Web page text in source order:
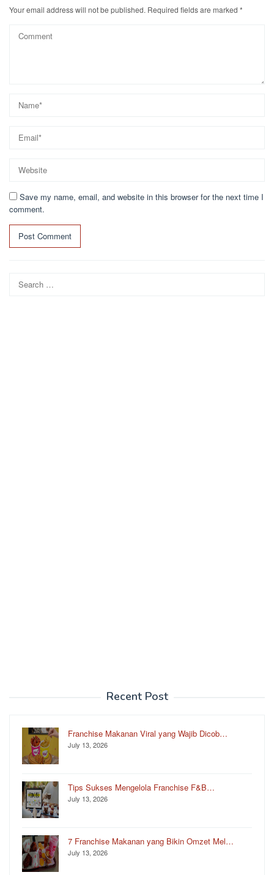
Your email address will not be published. Required fields are marked *
Save my name, email, and website in this browser for the next time I
comment.
Search
for:
Recent Post
Franchise Makanan Viral yang Wajib Dicob…
July 13, 2026
Tips Sukses Mengelola Franchise F&B…
July 13, 2026
7 Franchise Makanan yang Bikin Omzet Mel…
July 13, 2026